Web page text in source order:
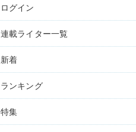
ログイン
連載ライター一覧
新着
ランキング
特集